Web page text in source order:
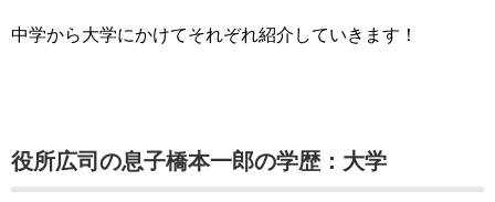
中学から大学にかけてそれぞれ紹介していきます！
役所広司の息子橋本一郎の学歴：大学